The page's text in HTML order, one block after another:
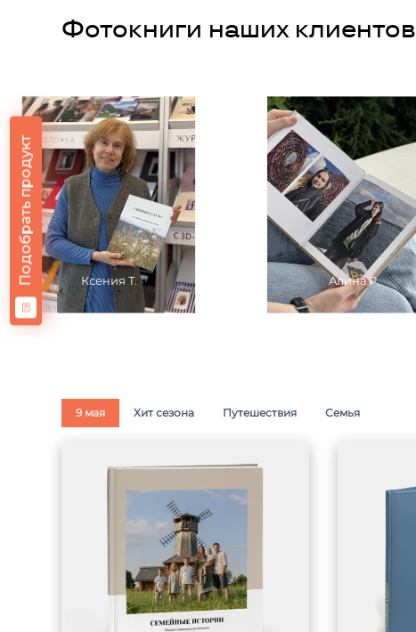
Подобрать продукт
Фотокниги наших клиентов
Ксения Т. Алина Р.
Путешествия Семья
Хит сезона
9 мая